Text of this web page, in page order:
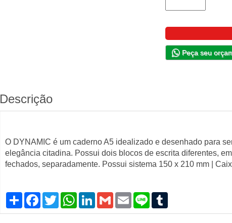
Peça seu
Descrição
O DYNAMIC é um caderno A5 idealizado e desenhado para
elegância citadina. Possui dois blocos de escrita diferentes,
fechados, separadamente. Possui sistema 150 x 210 mm |
Compartilhar
Facebook
TwitterWhatsApp
LinkedIn
GmailEmailLine